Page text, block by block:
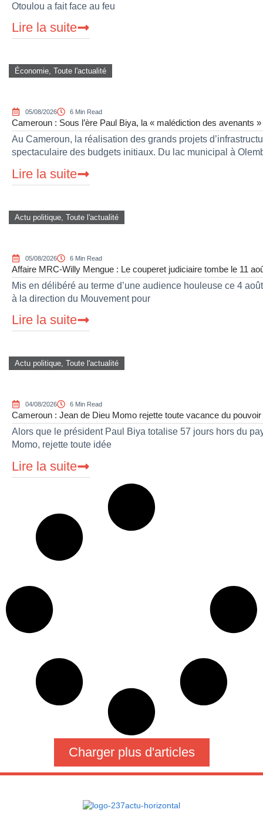
Otoulou a fait face au feu
Lire la suite
Économie, Toute l'actualité
05/08/2026 6 Min Read
Cameroun : Sous l’ère Paul Biya, la « malédiction des avenants
Au Cameroun, la réalisation des grands projets
spectaculaire des budgets initiaux. Du lac municipal à
Lire la suite
Actu politique Toute l'actualité
05/08/2026 6 Min Read
Affaire MRC-Willy Mengue : Le couperet judiciaire tombe le 11
Mis en délibéré au terme d’une audience houleuse ce 4
à la direction du Mouvement pour
Lire la suite
Actu politique, Toute l'actualité
04/08/2026 6 Min Read
Cameroun : Jean de Dieu Momo rejette toute vacance du pouvoir
Alors que le président Paul Biya totalise 57 jours hors du
Momo, rejette toute idée
Lire la suite
Charger plus d'articles